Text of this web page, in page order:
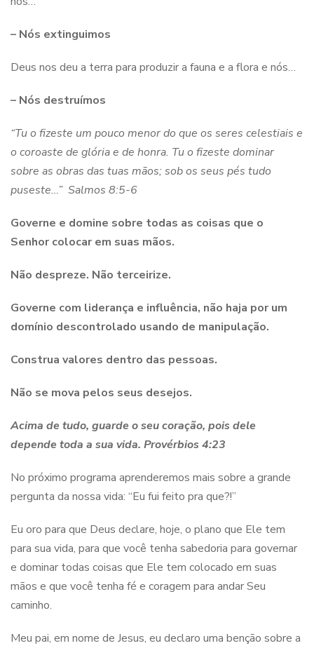
– Nós extinguimos
Deus nos deu a terra para produzir a fauna e a flora e nós…
– Nós destruímos
“Tu o fizeste um pouco menor do que os seres celestiais e
o coroaste de glória e de honra. Tu o fizeste dominar
sobre as obras das tuas mãos; sob os seus pés tudo
puseste…” Salmos 8:5-6
Governe e domine sobre todas as coisas que o
Senhor colocar em suas mãos.
Não despreze. Não terceirize.
Governe com liderança e influência, não haja por um
domínio descontrolado usando de manipulação.
Construa valores dentro das pessoas.
Não se mova pelos seus desejos.
Acima de tudo, guarde o seu coração, pois dele
depende toda a sua vida. Provérbios 4:23
No próximo programa aprenderemos mais sobre a grande
pergunta da nossa vida: “Eu fui feito pra que?!”
Eu oro para que Deus declare, hoje, o plano que Ele tem
para sua vida, para que você tenha sabedoria para governar
e dominar todas coisas que Ele tem colocado em suas
mãos e que você tenha fé e coragem para andar Seu
caminho.
Meu pai, em nome de Jesus, eu declaro uma benção sobre a